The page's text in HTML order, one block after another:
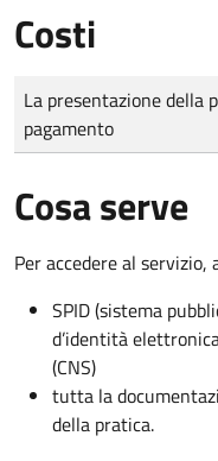
Costi
Tipo di pagamento
Importo
La presentazione della
pagamento
Cosa serve
Per accedere al
SPID (sistema
d’identità
(CNS)
tutta la
della pratica.